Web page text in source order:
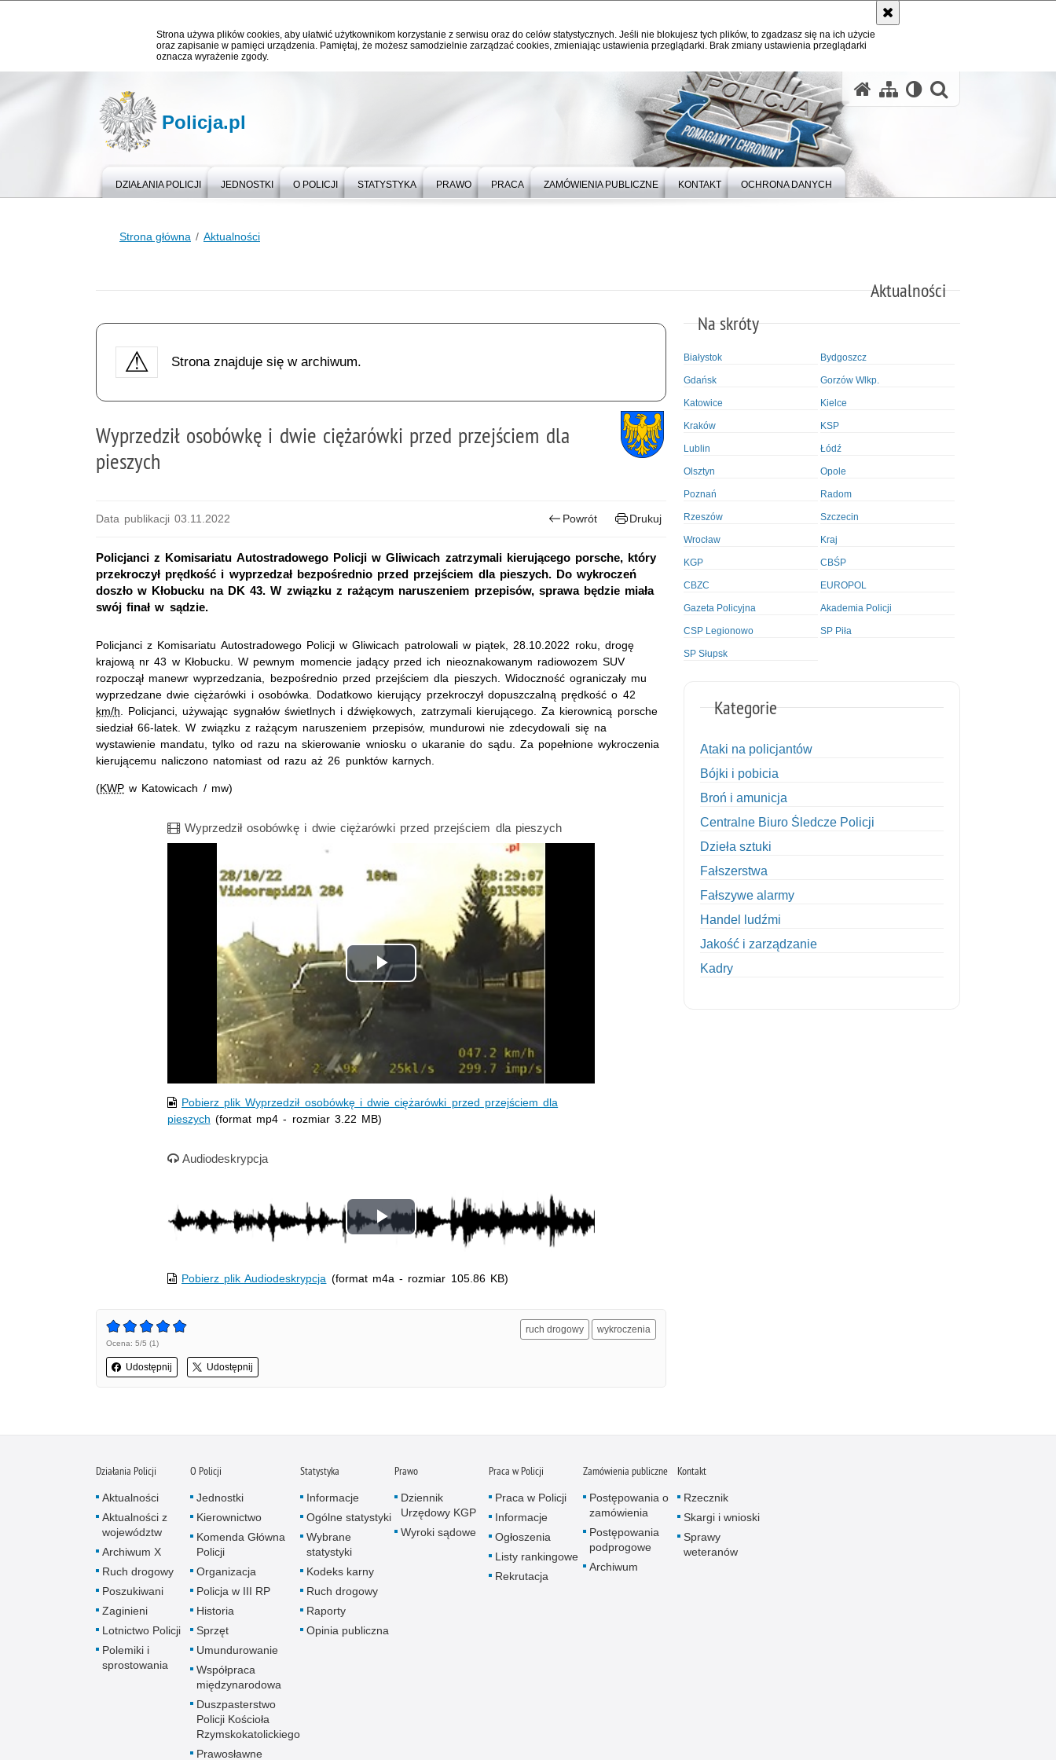
Strona używa plików cookies, aby ułatwić użytkownikom korzystanie z serwisu oraz do celów statystycznych. Jeśli nie blokujesz tych plików, to zgadzasz się na ich użycie
oraz zapisanie w pamięci urządzenia. Pamiętaj, że możesz samodzielnie zarządzać cookies, zmieniając ustawienia przeglądarki. Brak zmiany ustawienia przeglądarki
oznacza wyrażenie zgody.
Policja.pl
DZIAŁANIA POLICJI JEDNOSTKI O POLICJI STATYSTYKA PRAWO PRACA ZAMÓWIENIA PUBLICZNE KONTAKT OCHRONA DANYCH
Strona główna Aktualności
Aktualności
Strona znajduje się w archiwum.
Wyprzedził osobówkę i dwie ciężarówki przed przejściem dla
pieszych
Data publikacji 03.11.2022 Powrót Drukuj
Policjanci z Komisariatu Autostradowego Policji w Gliwicach zatrzymali kierującego porsche, który
przekroczył prędkość i wyprzedzał bezpośrednio przed przejściem dla pieszych. Do wykroczeń
doszło w Kłobucku na DK 43. W związku z rażącym naruszeniem przepisów, sprawa będzie miała
swój finał w sądzie.
Policjanci z Komisariatu Autostradowego Policji w Gliwicach patrolowali w piątek, 28.10.2022 roku, drogę
krajową nr 43 w Kłobucku. W pewnym momencie jadący przed ich nieoznakowanym radiowozem SUV
rozpoczął manewr wyprzedzania, bezpośrednio przed przejściem dla pieszych. Widoczność ograniczały mu
wyprzedzane dwie ciężarówki i osobówka. Dodatkowo kierujący przekroczył dopuszczalną prędkość o 42
km/h . Policjanci, używając sygnałów świetlnych i dźwiękowych, zatrzymali kierującego. Za kierownicą porsche
siedział 66-latek. W związku z rażącym naruszeniem przepisów, mundurowi nie zdecydowali się na
wystawienie mandatu, tylko od razu na skierowanie wniosku o ukaranie do sądu. Za popełnione wykroczenia
kierującemu naliczono natomiast od razu aż 26 punktów karnych.
(KWP w Katowicach / mw)
Film
Wyprzedził osobówkę i dwie ciężarówki przed przejściem dla pieszych
Odtwórz
wideo
Pobierz plik Wyprzedził osobówkę i dwie ciężarówki przed przejściem dla
pieszych (format mp4 - rozmiar 3.22 MB)
Nagranie audio
Audiodeskrypcja
Odtwórz
wideo
Pobierz plik Audiodeskrypcja (format m4a - rozmiar 105.86 KB)
Ocena: 5/5 (1)
Udostępnij Udostępnij
ruch drogowy wykroczenia
Na skróty
Białystok Bydgoszcz
Gdańsk Gorzów Wlkp.
Katowice Kielce
Kraków KSP
Lublin Łódź
Olsztyn Opole
Poznań Radom
Rzeszów Szczecin
Wrocław Kraj
KGP CBŚP
CBZC EUROPOL
Gazeta Policyjna Akademia Policji
CSP Legionowo SP Piła
SP Słupsk
Kategorie
Ataki na policjantów
Bójki i pobicia
Broń i amunicja
Centralne Biuro Śledcze Policji
Dzieła sztuki
Fałszerstwa
Fałszywe alarmy
Handel ludźmi
Jakość i zarządzanie
Kadry
Pedofilia, pornografia dziecięca
Podrabianie znaków towarowych
Działania Policji
Aktualności
Aktualności z
województw
Archiwum X
Ruch drogowy
Poszukiwani
Zaginieni
Lotnictwo Policji
Polemiki i
sprostowania
O Policji
Jednostki
Kierownictwo
Komenda Główna
Policji
Organizacja
Policja w III RP
Historia
Sprzęt
Umundurowanie
Współpraca
międzynarodowa
Duszpasterstwo
Policji Kościoła
Rzymskokatolickiego
Prawosławne
Statystyka
Informacje
Ogólne statystyki
Wybrane
statystyki
Kodeks karny
Ruch drogowy
Raporty
Opinia publiczna
Prawo
Dziennik
Urzędowy KGP
Wyroki sądowe
Praca w Policji
Praca w Policji
Informacje
Ogłoszenia
Listy rankingowe
Rekrutacja
Zamówienia publiczne
Postępowania o
zamówienia
Postępowania
podprogowe
Archiwum
Kontakt
Rzecznik
Skargi i wnioski
Sprawy
weteranów